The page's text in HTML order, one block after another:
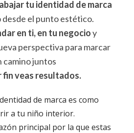
tu identidad de marca
desde el punto estético.
en ti, en tu negocioy
perspectiva para marcar
camino juntos
fin veas resultados.
de marca es como
a tu niño interior.
principal por la que estas